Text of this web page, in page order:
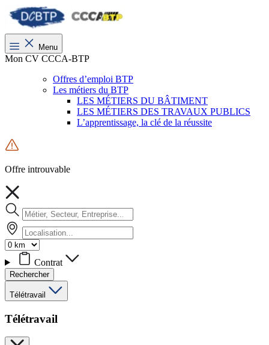
Menu
Mon CV CCCA-BTP
Offres d’emploi BTP
Les métiers du BTP
LES MÉTIERS DU BÂTIMENT
LES MÉTIERS DES TRAVAUX PUBLICS
L’apprentissage, la clé de la réussite
Offre introuvable
Contrat
Rechercher
Télétravail
Télétravail